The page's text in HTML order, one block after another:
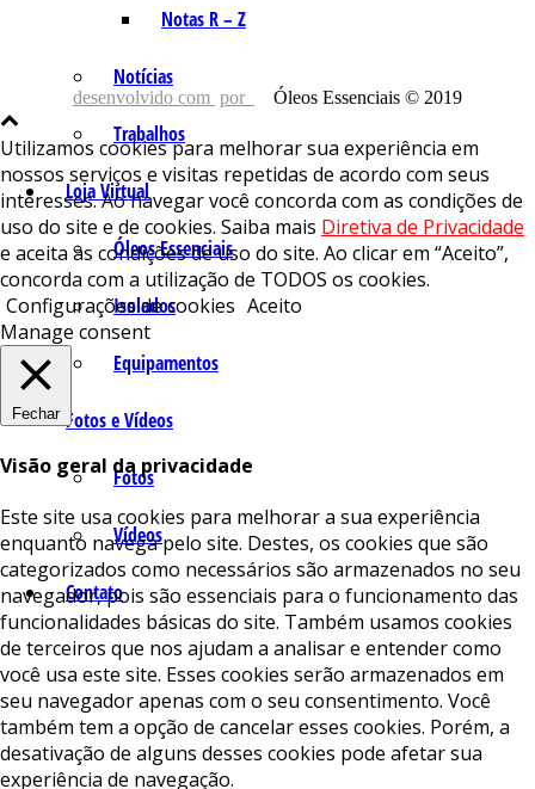
Notas R – Z
Notícias
Trabalhos
Loja Virtual
Óleos Essenciais
Isolados
Equipamentos
Fotos e Vídeos
Fotos
Vídeos
Contato
desenvolvido com por Óleos Essenciais © 2019
Utilizamos cookies para melhorar sua experiência em
nossos serviços e visitas repetidas de acordo com seus
interesses. Ao navegar você concorda com as condições de
uso do site e de cookies. Saiba mais Diretiva de Privacidade
e aceita as condições de uso do site. Ao clicar em “Aceito”,
concorda com a utilização de TODOS os cookies.
Configurações de cookies Aceito
Manage consent
Fechar
Visão geral da privacidade
Este site usa cookies para melhorar a sua experiência
enquanto navega pelo site. Destes, os cookies que são
categorizados como necessários são armazenados no seu
navegador, pois são essenciais para o funcionamento das
funcionalidades básicas do site. Também usamos cookies
de terceiros que nos ajudam a analisar e entender como
você usa este site. Esses cookies serão armazenados em
seu navegador apenas com o seu consentimento. Você
também tem a opção de cancelar esses cookies. Porém, a
desativação de alguns desses cookies pode afetar sua
experiência de navegação.